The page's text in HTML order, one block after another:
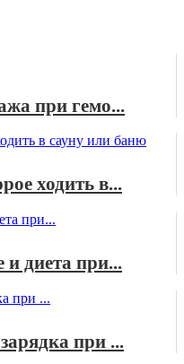
при гемо...
ходить в...
диета при...
при ...